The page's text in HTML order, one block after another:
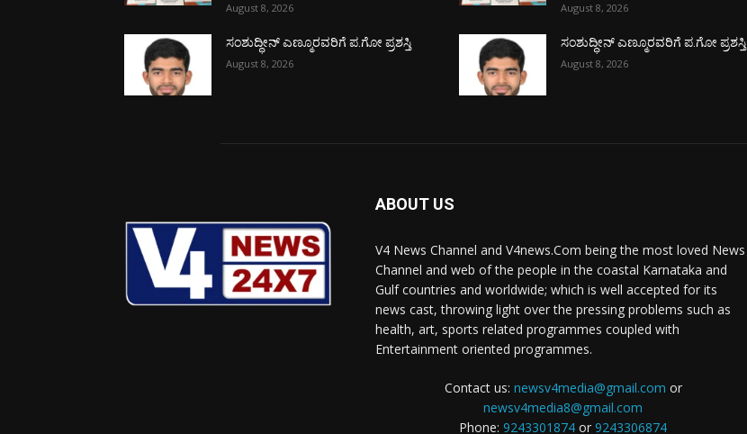
August 8, 2026
ಸಂಶುದ್ಧೀನ್ ಎಣ್ಮೂರವರಿಗೆ ಪ.ಗೋ ಪ್ರಶಸ್ತಿ
August 8, 2026
August 8, 2026
ಸಂಶುದ್ಧೀನ್ ಎಣ್ಮೂರವರಿಗೆ ಪ.ಗೋ ಪ್ರಶಸ್ತಿ
August 8, 2026
ABOUT US
V4 News Channel and V4news.Com being the most loved News
Channel and web of the people in the coastal Karnataka and
Gulf countries and worldwide; which is well accepted for its
news cast, throwing light over the pressing problems such as
health, art, sports related programmes coupled with
Entertainment oriented programmes.
Contact us: newsv4media@gmail.com or
newsv4media8@gmail.com
Phone: 9243301874 or 9243306874